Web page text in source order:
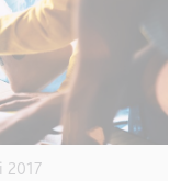
Website.
2017